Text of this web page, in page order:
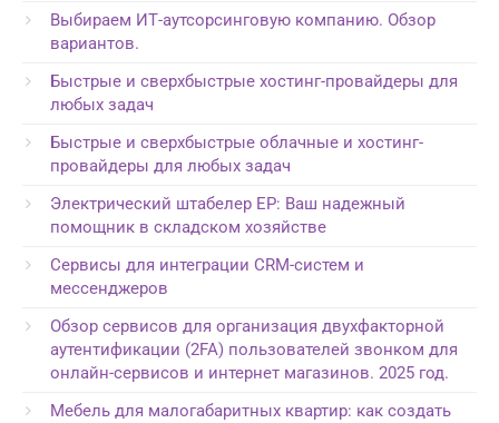
Выбираем ИТ-аутсорсинговую компанию. Обзор
вариантов.
Быстрые и сверхбыстрые хостинг-провайдеры для
любых задач
Быстрые и сверхбыстрые облачные и хостинг-
провайдеры для любых задач
Электрический штабелер EP: Ваш надежный
помощник в складском хозяйстве
Сервисы для интеграции CRM-систем и
мессенджеров
Обзор сервисов для организация двухфакторной
аутентификации (2FA) пользователей звонком для
онлайн-сервисов и интернет магазинов. 2025 год.
Мебель для малогабаритных квартир: как создать